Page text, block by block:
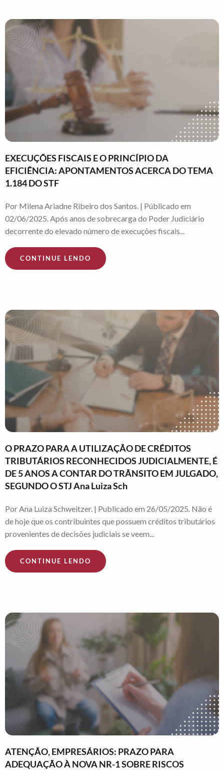
EXECUÇÕES FISCAIS E O PRINCÍPIO DA
EFICIÊNCIA: APONTAMENTOS ACERCA DO TEMA
1.184 DO STF
Por Milena Ariadne Ribeiro dos Santos. | Públicado em
02/06/2025. Após anos de sobrecarga do Poder Judiciário
decorrente do elevado número de execuções fiscais...
CONTINUE LENDO
O PRAZO PARA A UTILIZAÇÃO DE CRÉDITOS
TRIBUTÁRIOS RECONHECIDOS JUDICIALMENTE, É
DE 5 ANOS A CONTAR DO TRÂNSITO EM JULGADO,
SEGUNDO O STJ Ana Luiza Sch
Por Ana Luiza Schweitzer. | Publicado em 26/05/2025. Não é
de hoje que os contribuintes que possuem créditos tributários
provenientes de decisões judiciais se veem...
CONTINUE LENDO
ATENÇÃO, EMPRESÁRIOS: PRAZO PARA
ADEQUAÇÃO À NOVA NR-1 SOBRE RISCOS